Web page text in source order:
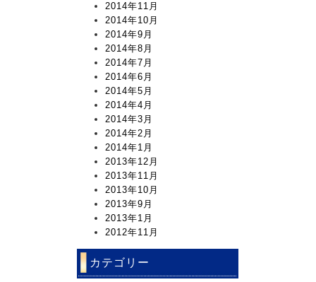
2014年11月
2014年10月
2014年9月
2014年8月
2014年7月
2014年6月
2014年5月
2014年4月
2014年3月
2014年2月
2014年1月
2013年12月
2013年11月
2013年10月
2013年9月
2013年1月
2012年11月
カテゴリー